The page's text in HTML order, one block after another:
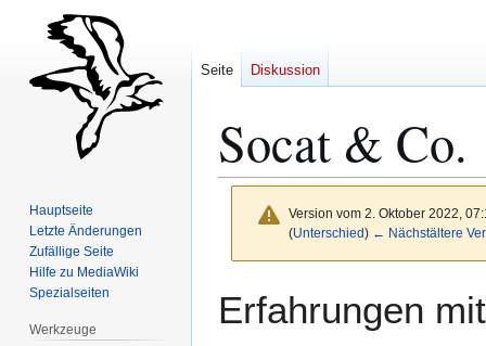
Socat & Co.
Version vom 2. Oktober 2022,
(Unterschied) ← Nächstältere
Navigation
Suche
Erfahrungen
Seite Diskussion
Hauptseite
Letzte Änderungen
Zufällige Seite
Hilfe zu MediaWiki
Spezialseiten
Werkzeuge